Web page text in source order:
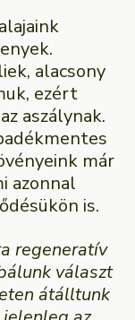
alacsony
ezért
aszálynak.
már
azonnal
is.
regeneratív
választ
átálltunk